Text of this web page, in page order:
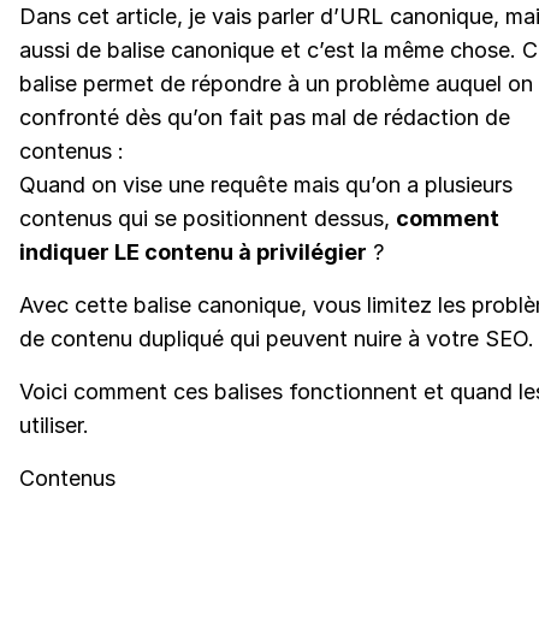
Dans cet article, je vais parler d’URL canonique,
aussi de balise canonique et c’est la même chose.
balise permet de répondre à un problème auquel
confronté dès qu’on fait pas mal de rédaction de
contenus :
Quand on vise une requête mais qu’on a plusieurs
contenus qui se positionnent dessus, comment
indiquer LE contenu à privilégier ?
Avec cette balise canonique, vous limitez les
de contenu dupliqué qui peuvent nuire à votre SEO.
Voici comment ces balises fonctionnent et quand
utiliser.
Contenus